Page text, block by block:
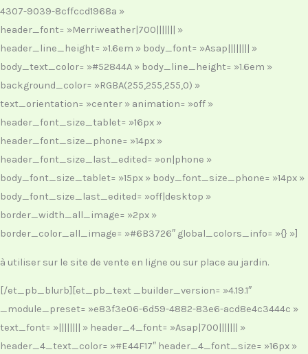
4307-9039-8cffccd1968a »
header_font= »Merriweather|700||||||| »
header_line_height= »1.6em » body_font= »Asap|||||||| »
body_text_color= »#52844A » body_line_height= »1.6em »
background_color= »RGBA(255,255,255,0) »
text_orientation= »center » animation= »off »
header_font_size_tablet= »16px »
header_font_size_phone= »14px »
header_font_size_last_edited= »on|phone »
body_font_size_tablet= »15px » body_font_size_phone= »14px »
body_font_size_last_edited= »off|desktop »
border_width_all_image= »2px »
border_color_all_image= »#6B3726″ global_colors_info= »{} »]
à utiliser sur le site de vente en ligne ou sur place au jardin.
[/et_pb_blurb][et_pb_text _builder_version= »4.19.1″
_module_preset= »e83f3e06-6d59-4882-83e6-acd8e4c3444c »
text_font= »|||||||| » header_4_font= »Asap|700||||||| »
header_4_text_color= »#E44F17″ header_4_font_size= »16px »